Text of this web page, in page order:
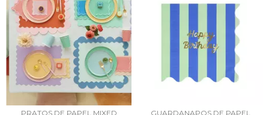
PRATOS DE PAPEL MIXED
GUARDANAPOS DE PAPEL